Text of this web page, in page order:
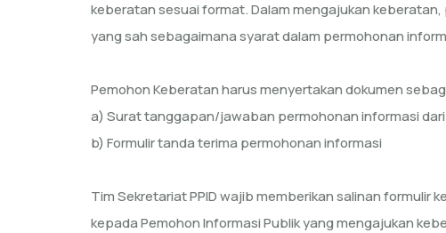
keberatan sesuai format. Dalam mengajukan
yang sah sebagaimana syarat dalam permohonan
Pemohon Keberatan harus menyertakan dokumen
a) Surat tanggapan/jawaban permohonan informasi dari
b) Formulir tanda terima permohonan informasi
Tim Sekretariat PPID wajib memberikan salinan formulir
kepada Pemohon Informasi Publik yang mengajukan